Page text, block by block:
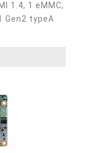
1.4, 1 eMMC,
Gen2 typeA